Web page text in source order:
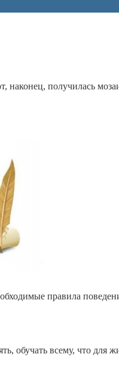
наконец, получилась
правила
обучать всему, что для